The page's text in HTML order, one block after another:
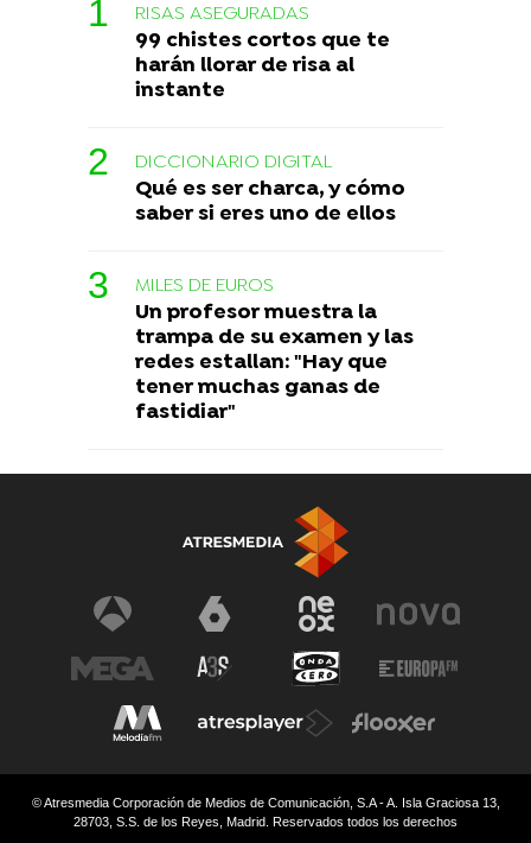
RISAS ASEGURADAS
99 chistes cortos que te
harán llorar de risa al
instante
DICCIONARIO DIGITAL
Qué es ser charca, y cómo
saber si eres uno de ellos
MILES DE EUROS
Un profesor muestra la
trampa de su examen y las
redes estallan: "Hay que
tener muchas ganas de
fastidiar"
© Atresmedia Corporación de Medios de Comunicación, S.A - A. Isla Graciosa 13,
28703, S.S. de los Reyes, Madrid. Reservados todos los derechos